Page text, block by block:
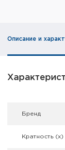
Чехлы и
Описание и
Брeнд
Кратность (х)